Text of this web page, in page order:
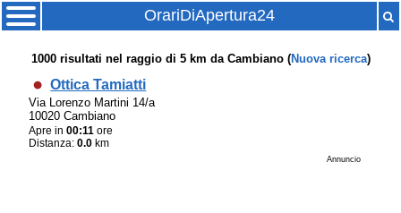
OrariDiApertura24
1000risultati nel raggio di 5 km da Cambiano (Nuova ricerca)
Ottica Tamiatti
Via Lorenzo Martini 14/a
10020 Cambiano
Apre in00:11 ore
Distanza:0.0 km
Annuncio